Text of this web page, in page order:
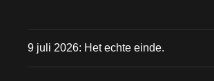
9 juli 2026: Het echte einde.